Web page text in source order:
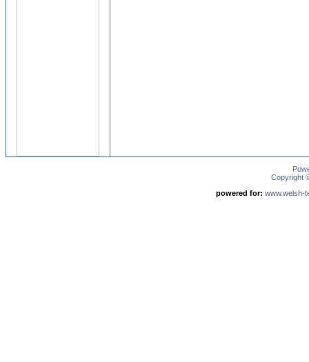
Copyright
powered for: www.welsh-